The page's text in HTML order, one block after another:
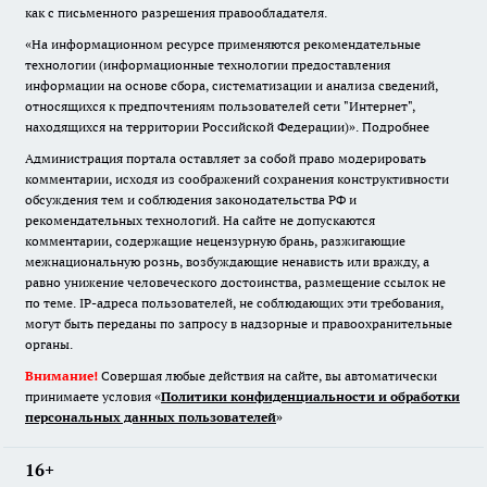
как с письменного разрешения правообладателя.
«На информационном ресурсе применяются рекомендательные
технологии (информационные технологии предоставления
информации на основе сбора, систематизации и анализа сведений,
относящихся к предпочтениям пользователей сети "Интернет",
находящихся на территории Российской Федерации)». Подробнее
Администрация портала оставляет за собой право модерировать
комментарии, исходя из соображений сохранения конструктивности
обсуждения тем и соблюдения законодательства РФ и
рекомендательных технологий. На сайте не допускаются
комментарии, содержащие нецензурную брань, разжигающие
межнациональную рознь, возбуждающие ненависть или вражду, а
равно унижение человеческого достоинства, размещение ссылок не
по теме. IP-адреса пользователей, не соблюдающих эти требования,
могут быть переданы по запросу в надзорные и правоохранительные
органы.
Внимание! Совершая любые действия на сайте, вы автоматически
принимаете условия «Политики конфиденциальности и обработки
персональных данных пользователей»
16+